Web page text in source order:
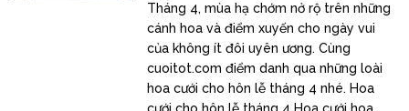
Tháng 4, mùa hạ chớm nở rộ trên những
cánh hoa và điểm xuyến cho ngày vui
của không ít đôi uyên ương. Cùng
cuoitot.com điểm danh qua những loài
hoa cưới cho hôn lễ tháng 4 nhé. Hoa